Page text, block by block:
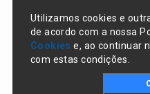
Utilizamos cookies e
de acordo com a nossa
Cookies e, ao continuar
com estas condições.